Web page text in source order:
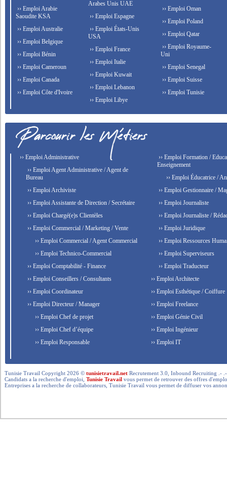
›› Emploi Arabie
Saoudite KSA
›› Emploi Australie
›› Emploi Belgique
›› Emploi Bénin
›› Emploi Cameroun
›› Emploi Canada
›› Emploi Côte d'Ivoire
Arabes Unis UAE
›› Emploi Espagne
›› Emploi États-Unis
USA
›› Emploi France
›› Emploi Italie
›› Emploi Kuwait
›› Emploi Lebanon
›› Emploi Libye
›› Emploi Oman
›› Emploi Poland
›› Emploi Qatar
›› Emploi Royaume-
Uni
›› Emploi Senegal
›› Emploi Suisse
›› Emploi Tunisie
›› Emploi Administrative
›› Emploi Agent Administrative / Agent de
Bureau
›› Emploi Archiviste
›› Emploi Assistante de Direction / Secrétaire
›› Emploi Chargé(e)s Clientèles
›› Emploi Commercial / Marketing / Vente
›› Emploi Commercial / Agent Commercial
›› Emploi Technico-Commercial
›› Emploi Comptabilité - Finance
›› Emploi Conseillers / Consultants
›› Emploi Coordinateur
›› Emploi Directeur / Manager
›› Emploi Chef de projet
›› Emploi Chef d’équipe
›› Emploi Responsable
›› Emploi Formation /
Enseignement
›› Emploi Éducatrice /
›› Emploi Gestionnaire /
›› Emploi Journaliste
›› Emploi Journaliste /
›› Emploi Juridique
›› Emploi Ressources
›› Emploi Superviseurs
›› Emploi Traducteur
›› Emploi Architecte
›› Emploi Esthétique / Coiffure
›› Emploi Freelance
›› Emploi Génie Civil
›› Emploi Ingénieur
›› Emploi IT
Tunisie Travail Copyright 2026 ©tunisietravail.net Recrutement 3.0, Inbound Recruiting .-
Candidats a la recherche d'emploi,Tunisie Travail vous permet de retrouver des offres
Entreprises a la recherche de collaborateurs, Tunisie Travail vous permet de diffuser vos